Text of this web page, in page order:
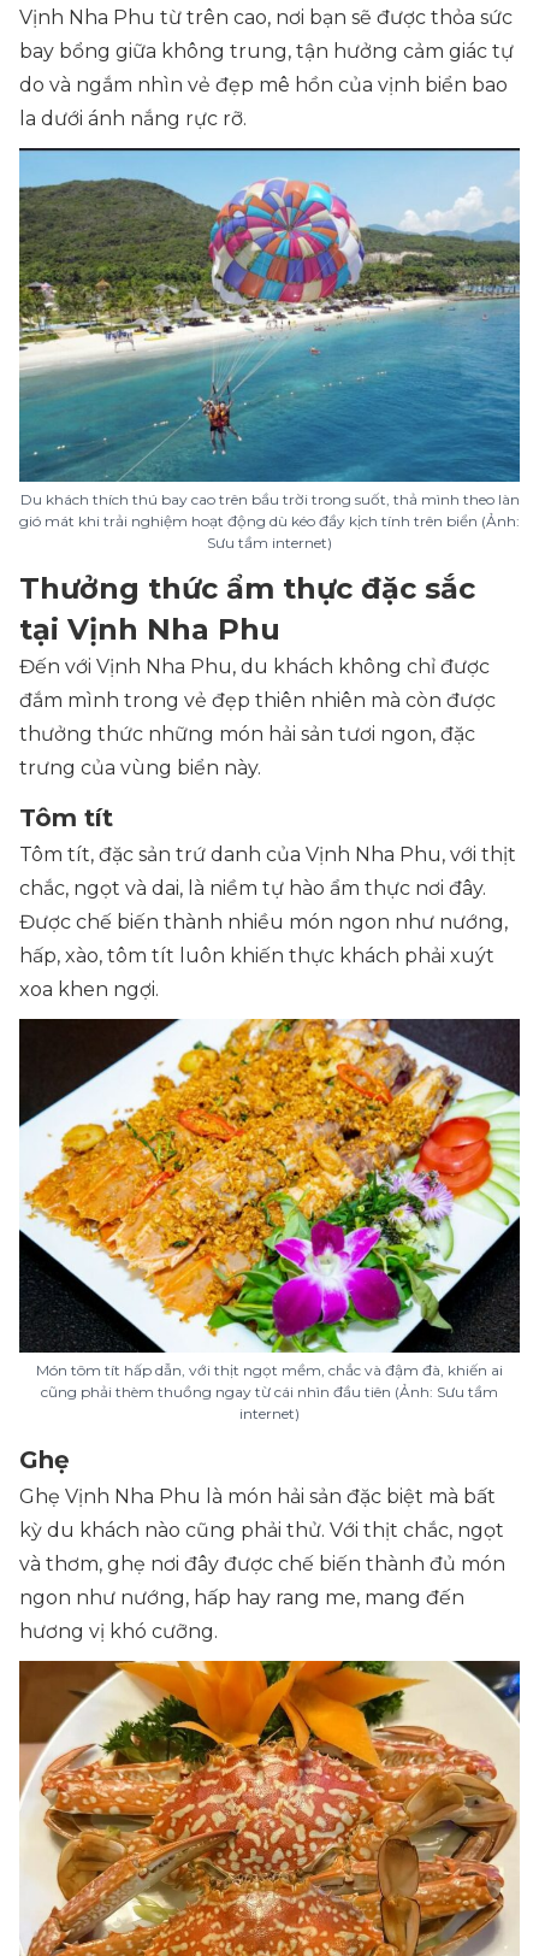
Vịnh Nha Phu từ trên cao, nơi bạn sẽ được thỏa sức
bay bổng giữa không trung, tận hưởng cảm giác tự
do và ngắm nhìn vẻ đẹp mê hồn của vịnh biển bao
la dưới ánh nắng rực rỡ.
Du khách thích thú bay cao trên bầu trời trong suốt, thả mình theo làn
gió mát khi trải nghiệm hoạt động dù kéo đầy kịch tính trên biển (Ảnh:
Sưu tầm internet)
Thưởng thức ẩm thực đặc sắc
tại Vịnh Nha Phu
Đến với Vịnh Nha Phu, du khách không chỉ được
đắm mình trong vẻ đẹp thiên nhiên mà còn được
thưởng thức những món hải sản tươi ngon, đặc
trưng của vùng biển này.
Tôm tít
Tôm tít, đặc sản trứ danh của Vịnh Nha Phu, với thịt
chắc, ngọt và dai, là niềm tự hào ẩm thực nơi đây.
Được chế biến thành nhiều món ngon như nướng,
hấp, xào, tôm tít luôn khiến thực khách phải xuýt
xoa khen ngợi.
Món tôm tít hấp dẫn, với thịt ngọt mềm, chắc và đậm đà, khiến ai
cũng phải thèm thuồng ngay từ cái nhìn đầu tiên (Ảnh: Sưu tầm
internet)
Ghẹ
Ghẹ Vịnh Nha Phu là món hải sản đặc biệt mà bất
kỳ du khách nào cũng phải thử. Với thịt chắc, ngọt
và thơm, ghẹ nơi đây được chế biến thành đủ món
ngon như nướng, hấp hay rang me, mang đến
hương vị khó cưỡng.